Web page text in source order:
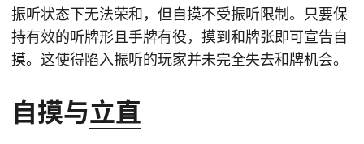
振听状态下无法荣和，但自摸不受振听限制。只要保
持有效的听牌形且手牌有役，摸到和牌张即可宣告自
摸。这使得陷入振听的玩家并未完全失去和牌机会。
自摸与立直